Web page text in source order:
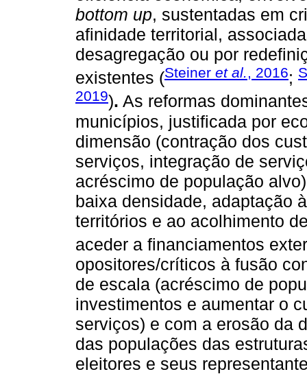
bottom up, sustentadas em
afinidade territorial,
desagregação ou por
existentes (Steiner et al., 2016;
2019). As reformas
municípios, justificada por
dimensão (contração dos
serviços, integração de
acréscimo de população
baixa densidade, adaptação
territórios e ao acolhimento
aceder a financiamentos
opositores/críticos à fusão
de escala (acréscimo de
investimentos e aumentar o
serviços) e com a erosão da
das populações das
eleitores e seus